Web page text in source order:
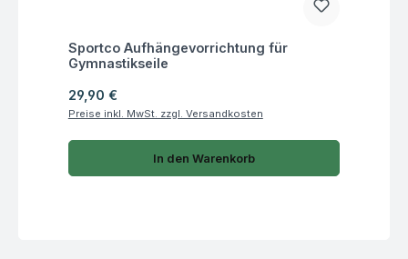
Fragen zum Artikel
Sportco Aufhängevorrichtung für
Gymnastikseile
Regulärer Preis:
29,90 €
Preise inkl. MwSt. zzgl. Versandkosten
In den Warenkorb